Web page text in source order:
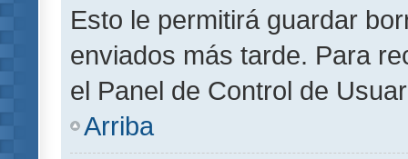
Esto le permitirá guardar
enviados más tarde. Para
el Panel de Control de
Arriba